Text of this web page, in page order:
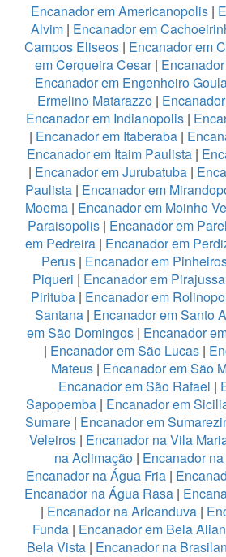
Encanador em Americanopolis |
Alvim | Encanador em
Campos Eliseos | Encanador em
em Cerqueira Cesar|
Encanador em Engenheiro
Ermelino Matarazzo |
Encanador em Indianopolis|
| Encanador em Itaberaba|
Encanador em Itaim Paulista |
| Encanador em Jurubatuba |
Paulista | Encanador em
Moema| Encanador em Moinho
Paraisopolis| Encanador em
em Pedreira | Encanador em
Perus | Encanador em
Piqueri | Encanador em
Pirituba | Encanador em
Santana| Encanador em Santo
em São Domingos| Encanador
| Encanador em São Lucas|
Mateus | Encanador em São
Encanador em São Rafael |
Sapopemba | Encanador em
Sumare| Encanador em
Veleiros | Encanador na Vila
na Aclimação | Encanador
Encanador na Água Fria |
Encanador na Água Rasa |
| Encanador na Aricanduva |
Funda | Encanador em Bela
Bela Vista | Encanador na